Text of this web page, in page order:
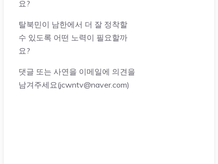
요?
탈북민이 남한에서 더 잘 정착할
수 있도록 어떤 노력이 필요할까
요?
댓글 또는 사연을 이메일에 의견을
남겨주세요(jcwntv@naver.com)